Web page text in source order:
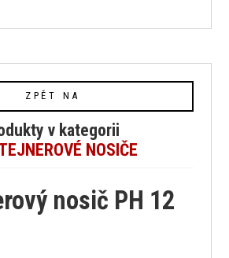
ZPĚT NA
v kategorii
NOSIČE
nosič PH 12